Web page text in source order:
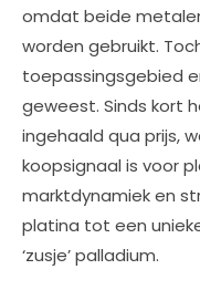
omdat beide
worden gebruikt.
toepassingsgebied
geweest. Sinds kort
ingehaald qua prijs,
koopsignaal is voor
marktdynamiek en
platina tot een
‘zusje’ palladium.